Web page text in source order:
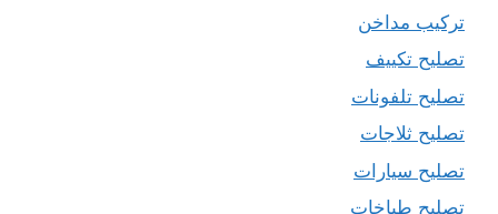
تركيب مداخن
تصليح تكييف
تصليح تلفونات
تصليح ثلاجات
تصليح سيارات
تصليح طباخات